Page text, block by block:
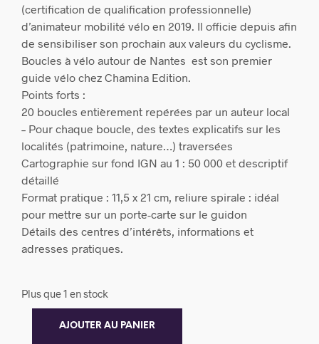
(certification de qualification professionnelle)
d’animateur mobilité vélo en 2019. Il officie depuis afin
de sensibiliser son prochain aux valeurs du cyclisme.
Boucles à vélo autour de Nantes est son premier
guide vélo chez Chamina Edition.
Points forts :
20 boucles entièrement repérées par un auteur local
– Pour chaque boucle, des textes explicatifs sur les
localités (patrimoine, nature…) traversées
Cartographie sur fond IGN au 1 : 50 000 et descriptif
détaillé
Format pratique : 11,5 x 21 cm, reliure spirale : idéal
pour mettre sur un porte-carte sur le guidon
Détails des centres d’intérêts, informations et
adresses pratiques.
Plus que 1 en stock
AJOUTER AU PANIER